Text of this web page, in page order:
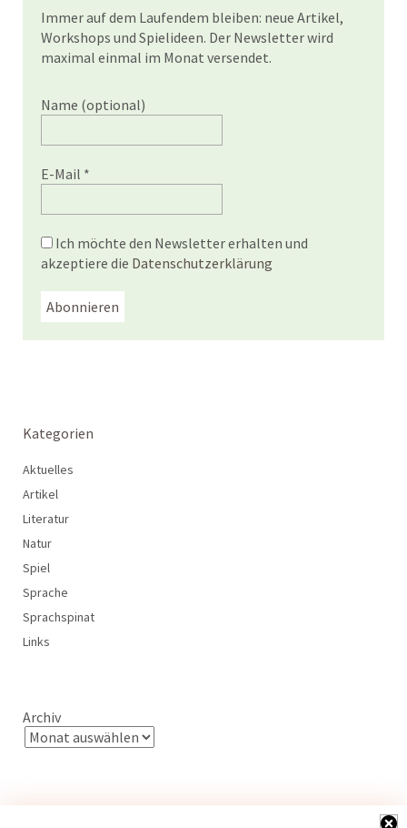
Immer auf dem Laufendem bleiben: neue Artikel,
Workshops und Spielideen. Der Newsletter wird
maximal einmal im Monat versendet.
Name (optional)
E-Mail *
Ich möchte den Newsletter erhalten und
akzeptiere die Datenschutzerklärung
Kategorien
Aktuelles
Artikel
Literatur
Natur
Spiel
Sprache
Sprachspinat
Links
Archiv